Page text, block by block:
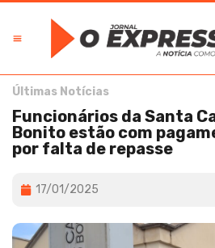
Últimas Notícias
Funcionários da Santa
Bonito estão com
por falta de repasse
17/01/2025